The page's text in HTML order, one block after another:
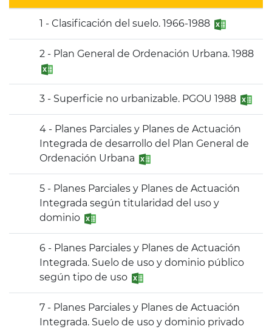
1 - Clasificación del suelo. 1966-1988
2 - Plan General de Ordenación Urbana. 1988
3 - Superficie no urbanizable. PGOU 1988
4 - Planes Parciales y Planes de Actuación
Integrada de desarrollo del Plan General de
Ordenación Urbana
5 - Planes Parciales y Planes de Actuación
Integrada según titularidad del uso y
dominio
6 - Planes Parciales y Planes de Actuación
Integrada. Suelo de uso y dominio público
según tipo de uso
7 - Planes Parciales y Planes de Actuación
Integrada. Suelo de uso y dominio privado